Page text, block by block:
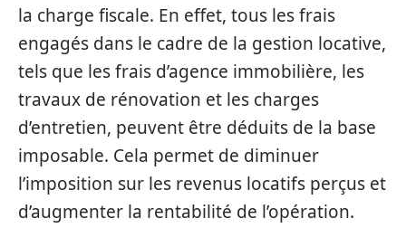
la charge fiscale. En effet, tous les frais
engagés dans le cadre de la gestion locative,
tels que les frais d’agence immobilière, les
travaux de rénovation et les charges
d’entretien, peuvent être déduits de la base
imposable. Cela permet de diminuer
l’imposition sur les revenus locatifs perçus et
d’augmenter la rentabilité de l’opération.